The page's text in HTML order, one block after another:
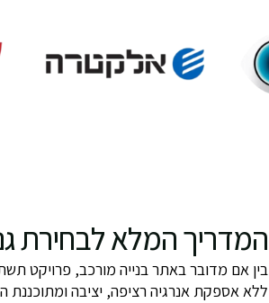
המדריך המלא לבחירת
בין אם מדובר באתר בנייה מורכב, פרויקט
ללא אספקת אנרגיה רציפה, יציבה